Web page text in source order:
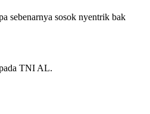
sebenarnya sosok nyentrik bak
TNI AL.